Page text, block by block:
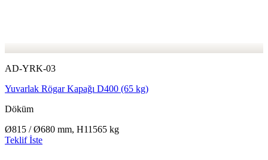
AD-YRK-03
Yuvarlak Rögar Kapağı D400 (65 kg)
Döküm
Ø815 / Ø680 mm, H11565 kg
Teklif İste